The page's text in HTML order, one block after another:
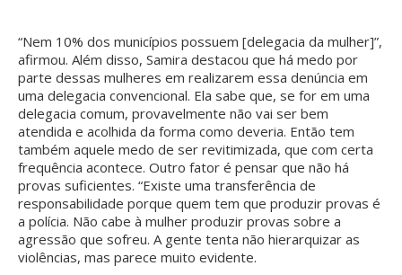
“Nem 10% dos municípios possuem [delegacia da mulher]”,
afirmou. Além disso, Samira destacou que há medo por
parte dessas mulheres em realizarem essa denúncia em
uma delegacia convencional. Ela sabe que, se for em uma
delegacia comum, provavelmente não vai ser bem
atendida e acolhida da forma como deveria. Então tem
também aquele medo de ser revitimizada, que com certa
frequência acontece. Outro fator é pensar que não há
provas suficientes. “Existe uma transferência de
responsabilidade porque quem tem que produzir provas é
a polícia. Não cabe à mulher produzir provas sobre a
agressão que sofreu. A gente tenta não hierarquizar as
violências, mas parece muito evidente.